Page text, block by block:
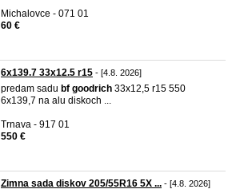
Michalovce - 071 01
60 €
6x139.7 33x12.5 r15 - [4.8. 2026]
predam sadu bf goodrich 33x12,5 r15 550
6x139,7 na alu diskoch ...
Trnava - 917 01
550 €
Zimna sada diskov 205/55R16 5X ... - [4.8. 2026]